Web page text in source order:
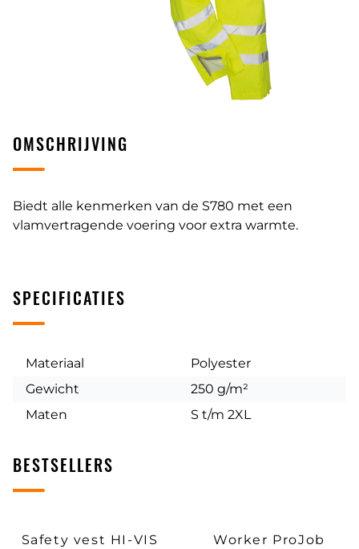
OMSCHRIJVING
Biedt alle kenmerken van de S780 met een
vlamvertragende voering voor extra warmte.
SPECIFICATIES
Materiaal
Polyester
Gewicht
250 g/m²
Maten
S t/m 2XL
BESTSELLERS
Safety vest HI-VIS
Worker ProJob